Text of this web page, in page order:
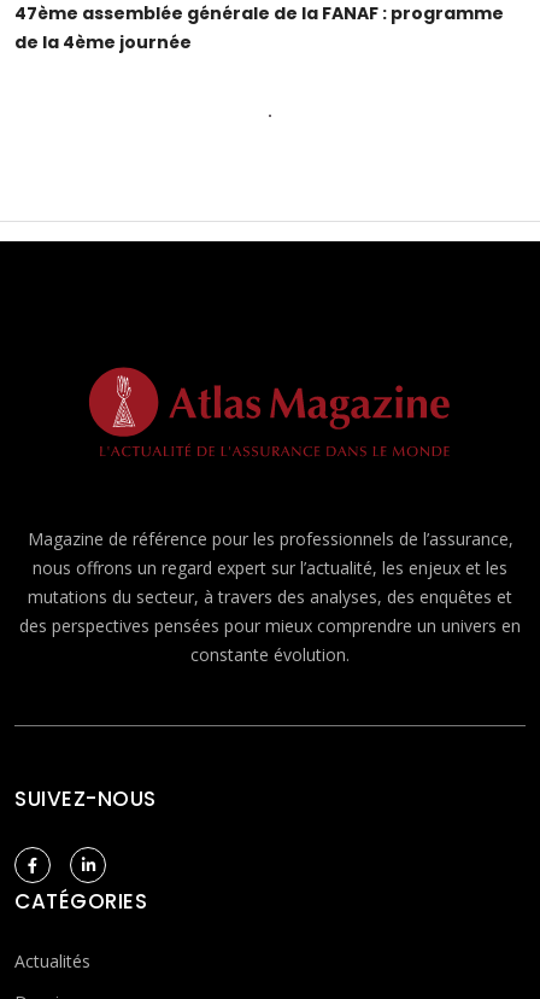
47ème assemblée générale de la FANAF : programme
de la 4ème journée
Magazine de référence pour les professionnels de l’assurance,
nous offrons un regard expert sur l’actualité, les enjeux et les
mutations du secteur, à travers des analyses, des enquêtes et
des perspectives pensées pour mieux comprendre un univers en
constante évolution.
SUIVEZ-NOUS
CATÉGORIES
Actualités